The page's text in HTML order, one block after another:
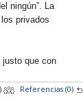
ningún”. La
privados
justo que con
Referencias (0)